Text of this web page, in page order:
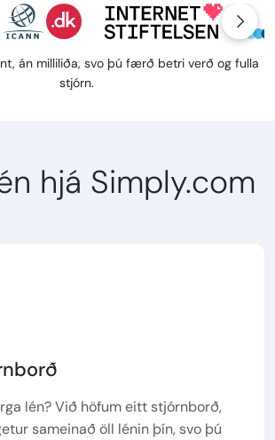
án milliliða, svo þú færð betri verð og fulla
stjórn.
hjá Simply.com
lén? Við höfum eitt stjórnborð,
sameinað öll lénin þín, svo þú